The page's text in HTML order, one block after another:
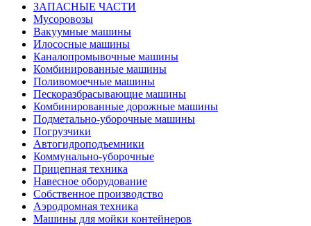
ЗАПАСНЫЕ ЧАСТИ
Мусоровозы
Вакуумные машины
Илососные машины
Каналопромывочные машины
Комбинированные машины
Поливомоечные машины
Пескоразбрасывающие машины
Комбинированные дорожные машины
Подметально-уборочные машины
Погрузчики
Автогидроподъемники
Коммунально-уборочные
Прицепная техника
Навесное оборудование
Собственное производство
Аэродромная техника
Машины для мойки контейнеров